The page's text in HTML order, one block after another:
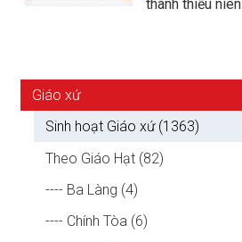
thanh thiếu niên
Giáo xứ
Sinh hoạt Giáo xứ (1363)
Theo Giáo Hạt (82)
---- Ba Làng (4)
---- Chính Tòa (6)